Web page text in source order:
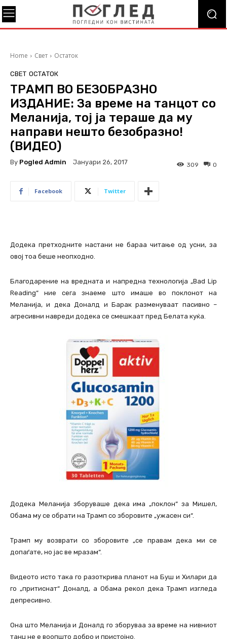
Home Свет Остаток
СВЕТ ОСТАТОК
ТРАМП ВО БЕЗОБРАЗНО
ИЗДАНИЕ: За време на танцот со
Меланија, тој ја тераше да му
направи нешто безобразно!
(ВИДЕО)
By Pogled Admin Јануари 26, 2017 0
309
Facebook Twitter
Додека претходните настани не бараа читање од усни, за
овој тоа беше неопходно.
Благодарение на вредната и напредна технологија „Bad Lip
Reading“ ние сега знаеме што имаше во поклонот на
Меланија, и дека Доналд и Барак разменуваат пасивно –
агресивни навреди додека се смешкаат пред Белата куќа.
Додека Меланија зборуваше дека има „поклон“ за Мишел,
Обама му се обрати на Трамп со зборовите „ужасен си“.
Трамп му возврати со зборовите „се правам дека ми се
допаѓате, но јас ве мразам“.
Видеото исто така го разоткрива планот на Буш и Хилари да
го „притиснат“ Доналд, а Обама рекол дека Трамп изгледа
депресивно.
Она што Меланија и Доналд го зборуваа за време на нивниот
танц не е воопшто добро и пристојно.